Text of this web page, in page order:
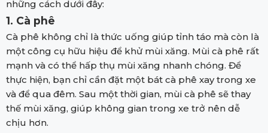
những cách dưới đây:
1. Cà phê
Cà phê không chỉ là thức uống giúp tỉnh táo mà còn là
một công cụ hữu hiệu để khử mùi xăng. Mùi cà phê rất
mạnh và có thể hấp thụ mùi xăng nhanh chóng. Để
thực hiện, bạn chỉ cần đặt một bát cà phê xay trong xe
và để qua đêm. Sau một thời gian, mùi cà phê sẽ thay
thế mùi xăng, giúp không gian trong xe trở nên dễ
chịu hơn.